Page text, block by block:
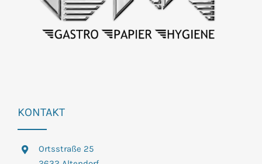
KONTAKT
Ortsstraße 25